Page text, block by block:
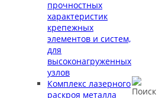
прочностных
характеристик
крепежных
элементов и систем,
для
высоконагруженных
узлов
Комплекс лазерного
раскроя металла